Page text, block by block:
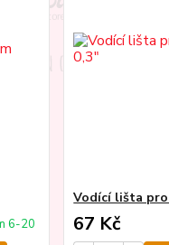
6-20
Vodící lišta
67 Kč